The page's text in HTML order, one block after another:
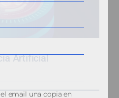
Artificial
email una copia en